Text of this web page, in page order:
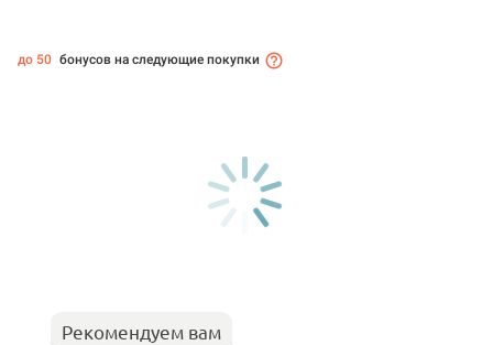
до 50 бонусов на следующие покупки
Рекомендуем вам